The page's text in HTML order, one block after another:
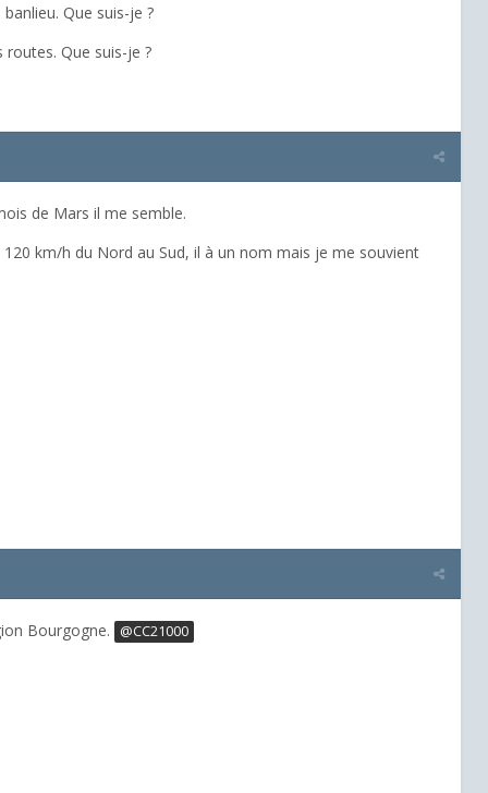
Que suis-je ?
Que suis-je ?
de Mars il me semble.
km/h du Nord au Sud, il à un nom mais je me souvient
Bourgogne. @CC21000